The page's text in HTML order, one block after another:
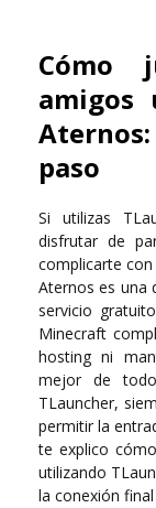
Cómo
amigos
paso
Si utilizas
disfrutar de
complicarte
Aternos es una
servicio
Minecraft
hosting ni
mejor de
TLauncher,
permitir la
te explico
utilizando
la conexión